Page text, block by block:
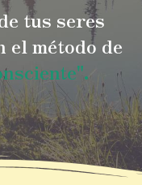
tus seres
el método de